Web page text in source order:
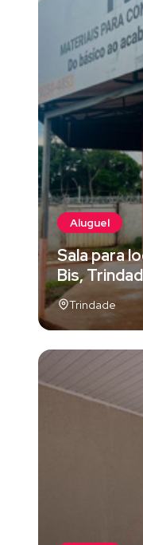
Aluguel
Sala para
Bis,
Trindade